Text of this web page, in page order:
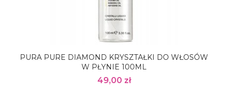
PURA PURE DIAMOND KRYSZTAŁKI DO WŁOSÓW
W PŁYNIE 100ML
49,00 zł